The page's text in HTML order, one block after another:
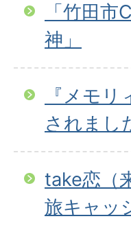
「竹田
神」
『メモ
されまし
take恋（
旅キャッ